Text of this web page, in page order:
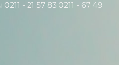
- 21 57 83 0211 - 67 49